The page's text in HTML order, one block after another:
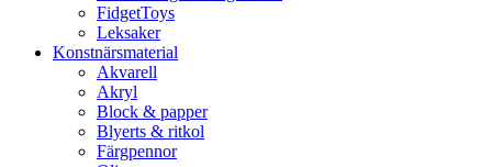
FidgetToys
Leksaker
Konstnärsmaterial
Akvarell
Akryl
Block & papper
Blyerts & ritkol
Färgpennor